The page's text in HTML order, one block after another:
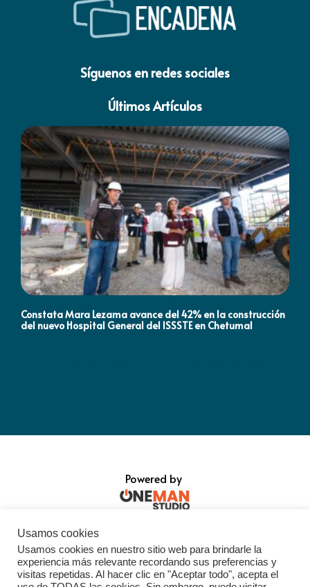
Síguenos en redes sociales
Últimos Artículos
Constata Mara Lezama avance del 42% en la construcción
del nuevo Hospital General del ISSSTE en Chetumal
Powered by
Usamos cookies
Usamos cookies en nuestro sitio web para brindarle la
experiencia más relevante recordando sus preferencias y
visitas repetidas. Al hacer clic en "Aceptar todo", acepta el